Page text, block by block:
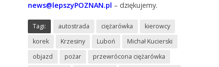
news@lepszyPOZNAN.pl – dziękujemy.
Tagi: autostrada ciężarówka
kierowcy
korek
Krzesiny Luboń
Michał Kucierski
objazd
pożar
przewrócona ciężarówka